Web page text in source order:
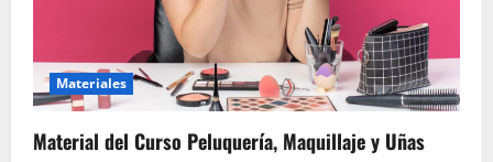
Materiales
Material del Curso Peluquería, Maquillaje y Uñas